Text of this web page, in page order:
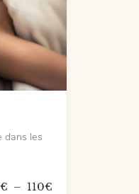
dans les
€ – 110€Plage